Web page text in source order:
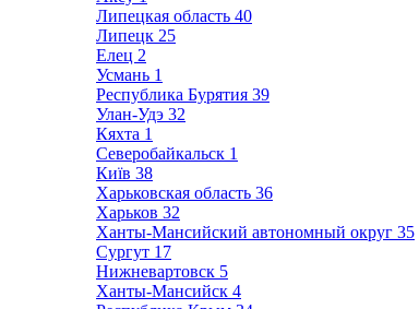
Липецкая область 40
Липецк 25
Елец 2
Усмань 1
Республика Бурятия 39
Улан-Удэ 32
Кяхта 1
Северобайкальск 1
Київ 38
Харьковская область 36
Харьков 32
Ханты-Мансийский автономный округ 35
Сургут 17
Нижневартовск 5
Ханты-Мансийск 4